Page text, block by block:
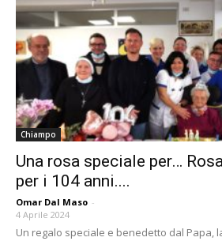
Chiampo
Una rosa speciale per…
per i 104 anni....
Omar Dal Maso -
4 Aprile 2024
Un regalo speciale e benedetto dal Papa,